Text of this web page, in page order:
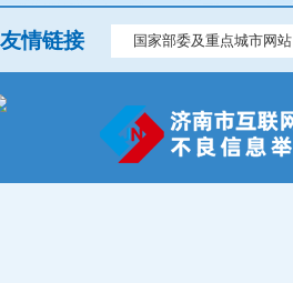
友情链接 国家部委及重点城市网站